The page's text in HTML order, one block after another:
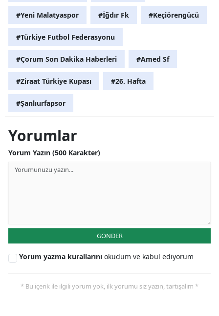
Batman
Bartın
#Yeni Malatyaspor #İğdır Fk #Keçiörengücü
#Türkiye Futbol Federasyonu
#Çorum Son Dakika Haberleri #Amed Sf
#Ziraat Türkiye Kupası #26. Hafta
#Şanlıurfapsor
Yorumlar
Yorum Yazın (500 Karakter)
GÖNDER
Yorum yazma kurallarını okudum ve kabul ediyorum
* Bu içerik ile ilgili yorum yok, ilk yorumu siz yazın, tartışalım *